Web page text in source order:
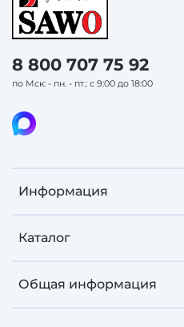
Информация
Каталог
Общая информация
8 800 707 75 92
по Мск: - пн. - пт.: с 9:00 до 18:00